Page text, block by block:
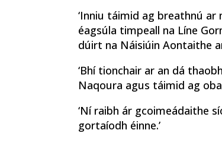
‘Inniu táimid ag breathnú
éagsúla timpeall na Líne
dúirt na Náisiúin Aontaithe
‘Bhí tionchair ar an dá
Naqoura agus táimid ag
‘Ní raibh ár gcoimeádaithe
gortaíodh éinne.’